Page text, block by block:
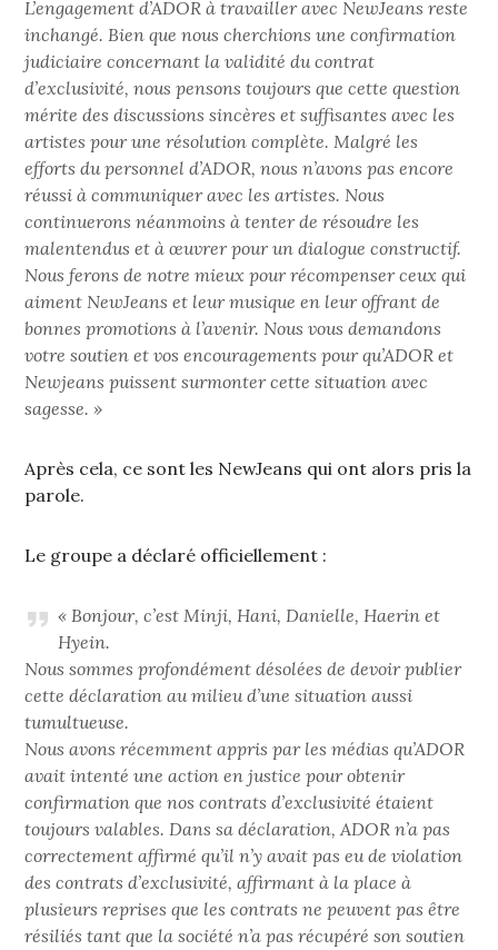
L’engagement d’ADOR à travailler avec NewJeans reste
inchangé. Bien que nous cherchions une confirmation
judiciaire concernant la validité du contrat
d’exclusivité, nous pensons toujours que cette question
mérite des discussions sincères et suffisantes avec les
artistes pour une résolution complète. Malgré les
efforts du personnel d’ADOR, nous n’avons pas encore
réussi à communiquer avec les artistes. Nous
continuerons néanmoins à tenter de résoudre les
malentendus et à œuvrer pour un dialogue constructif.
Nous ferons de notre mieux pour récompenser ceux qui
aiment NewJeans et leur musique en leur offrant de
bonnes promotions à l’avenir. Nous vous demandons
votre soutien et vos encouragements pour qu’ADOR et
Newjeans puissent surmonter cette situation avec
sagesse. »
Après cela, ce sont les NewJeans qui ont alors pris la
parole.
Le groupe a déclaré officiellement :
« Bonjour, c’est Minji, Hani, Danielle, Haerin et
Hyein.
Nous sommes profondément désolées de devoir publier
cette déclaration au milieu d’une situation aussi
tumultueuse.
Nous avons récemment appris par les médias qu’ADOR
avait intenté une action en justice pour obtenir
confirmation que nos contrats d’exclusivité étaient
toujours valables. Dans sa déclaration, ADOR n’a pas
correctement affirmé qu’il n’y avait pas eu de violation
des contrats d’exclusivité, affirmant à la place à
plusieurs reprises que les contrats ne peuvent pas être
résiliés tant que la société n’a pas récupéré son soutien